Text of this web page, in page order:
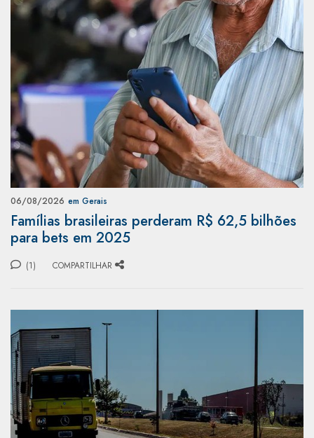
06/08/2026 em Gerais
Famílias brasileiras perderam R$ 62,5 bilhões
para bets em 2025
(1) COMPARTILHAR